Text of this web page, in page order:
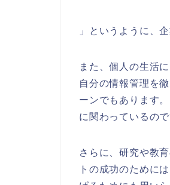
」というように、
また、個人の生活
自分の情報管理を
ーンでもあります
に関わっているので
さらに、研究や教
トの成功のために